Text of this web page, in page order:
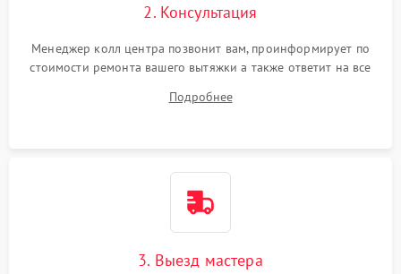
2. Консультация
Менеджер колл центра позвонит вам, проинформирует по
стоимости ремонта вашего вытяжки а также ответит на все
Подробнее
3. Выезд мастера